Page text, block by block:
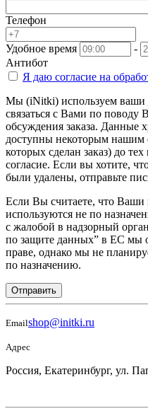
Телефон
Удобное время
-
Антибот
Я даю согласие на
Мы (iNitki) используем ваши
связаться с Вами по поводу
обсуждения заказа. Данные
доступны некоторым нашим
которых сделан заказ) до
согласие. Если вы хотите,
были удалены, отправьте
Если Вы считаете, что Ваши
используются не по
с жалобой в надзорный
по защите данных” в ЕС мы
праве, однако мы не
по назначению.
Отправить
Emailshop@initki.ru
Адрес
Россия, Екатеринбург, ул.